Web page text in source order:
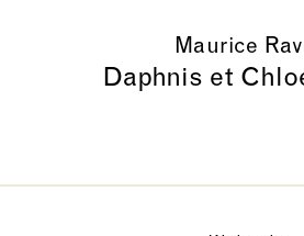
Maurice
Daphnis et